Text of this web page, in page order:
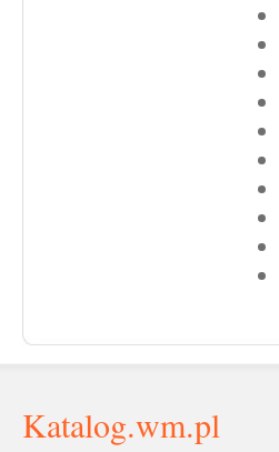
Katalog.wm.pl